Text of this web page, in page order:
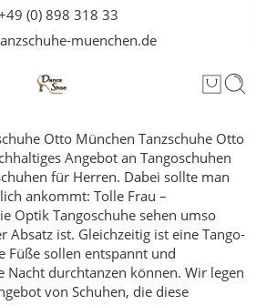
(0) 898 318 33
muenchen.de
Otto München Tanzschuhe Otto
Angebot an Tangoschuhen
für Herren. Dabei sollte man
ankommt: Tolle Frau –
Optik Tangoschuhe sehen umso
Absatz ist. Gleichzeitig ist eine Tango-
Füße sollen entspannt und
Nacht durchtanzen können. Wir legen
von Schuhen, die diese